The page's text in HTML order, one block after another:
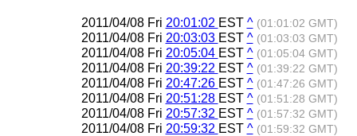
2011/04/08 Fri 20:01:02 EST ^ (01:01:02 GMT)
2011/04/08 Fri 20:03:03 EST ^ (01:03:03 GMT)
2011/04/08 Fri 20:05:04 EST ^ (01:05:04 GMT)
2011/04/08 Fri 20:39:22 EST ^ (01:39:22 GMT)
2011/04/08 Fri 20:47:26 EST ^ (01:47:26 GMT)
2011/04/08 Fri 20:51:28 EST ^ (01:51:28 GMT)
2011/04/08 Fri 20:57:32 EST ^ (01:57:32 GMT)
2011/04/08 Fri 20:59:32 EST ^ (01:59:32 GMT)